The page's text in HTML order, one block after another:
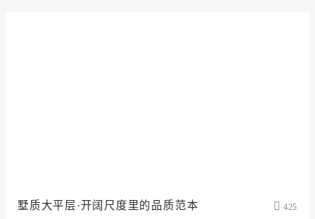
墅质大平层·开阔尺度里的品质范本 425